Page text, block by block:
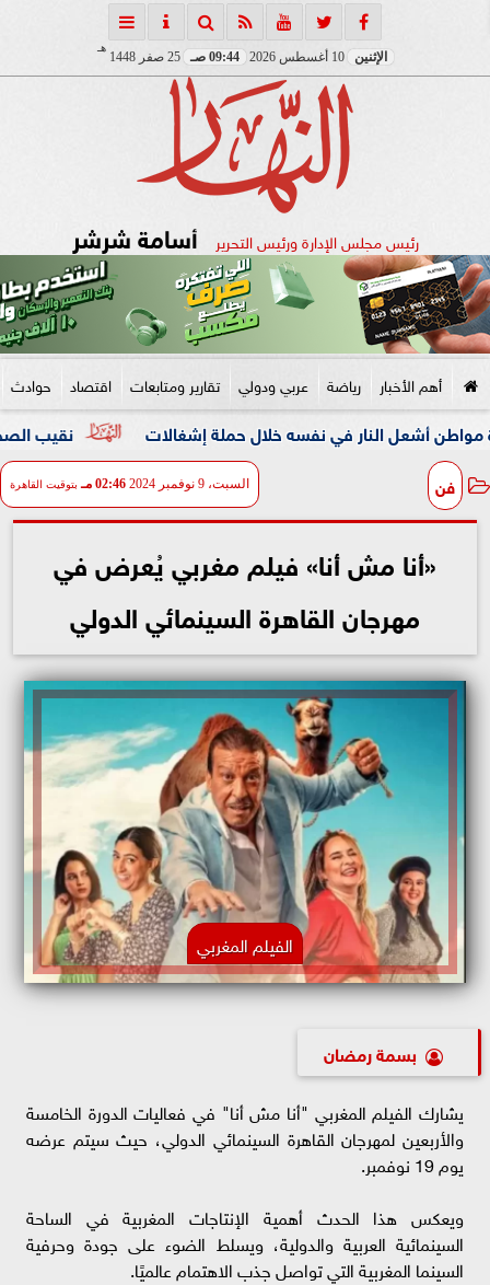
الإثنين 10 أغسطس 2026 09:44 صـ 25 صفر 1448
هـ
رئيس مجلس الإدارة ورئيس التحرير أسامة شرشر
أهم الأخبار رياضة عربي ودولي تقارير ومتابعات اقتصاد حوادث
نقيب الصحفيين النار في نفسه خلال حملة إشغالات
فن السبت، 9 نوفمبر 2024 02:46 مـ بتوقيت القاهرة
«أنا مش أنا» فيلم مغربي يُعرض في
مهرجان القاهرة السينمائي الدولي
الفيلم المغربي
بسمة رمضان
يشارك الفيلم المغربي "أنا مش أنا" في فعاليات الدورة الخامسة
والأربعين لمهرجان القاهرة السينمائي الدولي، حيث سيتم عرضه
يوم 19 نوفمبر.
ويعكس هذا الحدث أهمية الإنتاجات المغربية في الساحة
السينمائية العربية والدولية، ويسلط الضوء على جودة وحرفية
السينما المغربية التي تواصل جذب الاهتمام عالميًا.